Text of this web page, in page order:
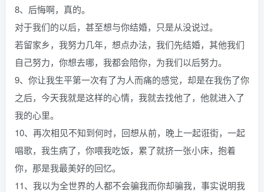
8、后悔啊，真的。
对于我们的以后，甚至想与你结婚，只是从没说过。
若留家乡，我努力几年，想点办法，我们先结婚，其他我们
自己努力，你想去哪，我都会陪你，为我们以后努力。
9、你让我生平第一次有了为人而痛的感觉，却是在我伤了你
之后，今天我就是这样的心情，我就去找他了，他就进入了
我的心里。
10、再次相见不知到何时，回想从前，晚上一起诳街，一起
唱歌，我生病了，你喂我吃饭，累了就挤一张小床，抱着
你，那是我最美好的回忆。
11、我以为全世界的人都不会骗我而你却骗我，事实说明我